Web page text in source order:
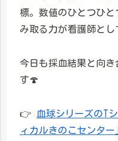
標。数値のひとつひ
み取る力が看護師とし
今日も採血結果と向
す🍄
👉
血球シリーズのT
ィカルきのこセンター